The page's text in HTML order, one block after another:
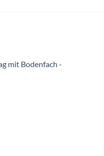
mit Bodenfach -